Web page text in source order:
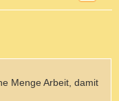
Menge Arbeit, damit